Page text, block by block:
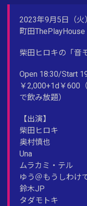
2023年9月5日（火
町田ThePlayHouse
柴田ヒロキの「音
Open 18:30/Start
￥2,000+1d￥600
で飲み放題）
【出演】
柴田ヒロキ
奥村慎也
Una
ムラカミ・テル
ゆう＠もうしわけ
鈴木JP
タダモトキ